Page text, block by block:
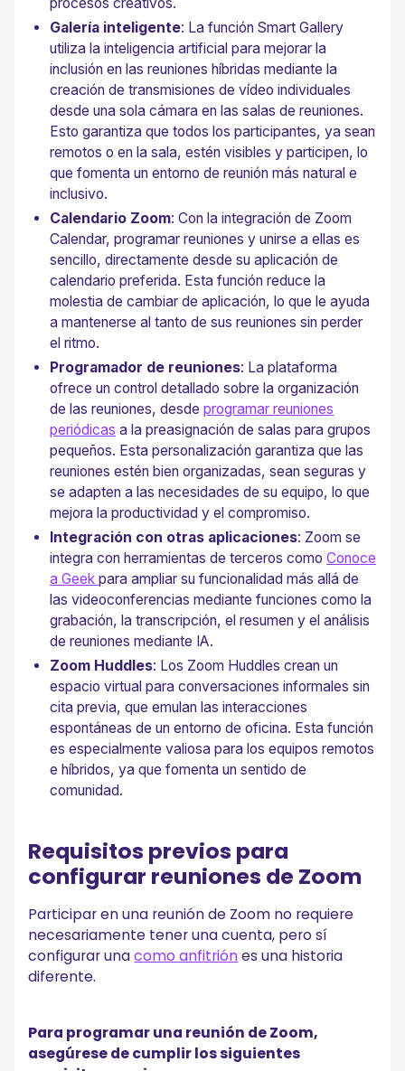
Galería inteligente: La función Smart Gallery
utiliza la inteligencia artificial para mejorar la
inclusión en las reuniones híbridas mediante la
creación de transmisiones de vídeo individuales
desde una sola cámara en las salas de reuniones.
Esto garantiza que todos los participantes, ya sean
remotos o en la sala, estén visibles y participen, lo
que fomenta un entorno de reunión más natural e
inclusivo.
Calendario Zoom: Con la integración de Zoom
Calendar, programar reuniones y unirse a ellas es
sencillo, directamente desde su aplicación de
calendario preferida. Esta función reduce la
molestia de cambiar de aplicación, lo que le ayuda
a mantenerse al tanto de sus reuniones sin perder
el ritmo.
Programador de reuniones: La plataforma
ofrece un control detallado sobre la organización
de las reuniones, desdeprogramar reuniones
periódicas a la preasignación de salas para grupos
pequeños. Esta personalización garantiza que las
reuniones estén bien organizadas, sean seguras y
se adapten a las necesidades de su equipo, lo que
mejora la productividad y el compromiso.
Integración con otras aplicaciones: Zoom se
integra con herramientas de terceros comoConoce
a Geekpara ampliar su funcionalidad más allá de
las videoconferencias mediante funciones como la
grabación, la transcripción, el resumen y el análisis
de reuniones mediante IA.
Zoom Huddles: Los Zoom Huddles crean un
espacio virtual para conversaciones informales sin
cita previa, que emulan las interacciones
espontáneas de un entorno de oficina. Esta función
es especialmente valiosa para los equipos remotos
e híbridos, ya que fomenta un sentido de
comunidad.
Requisitos previos para
configurar reuniones de Zoom
Participar en una reunión de Zoom no requiere
necesariamente tener una cuenta, pero sí
configurar unacomo anfitriónes una historia
diferente.
Para programar una reunión de Zoom,
asegúrese de cumplir los siguientes